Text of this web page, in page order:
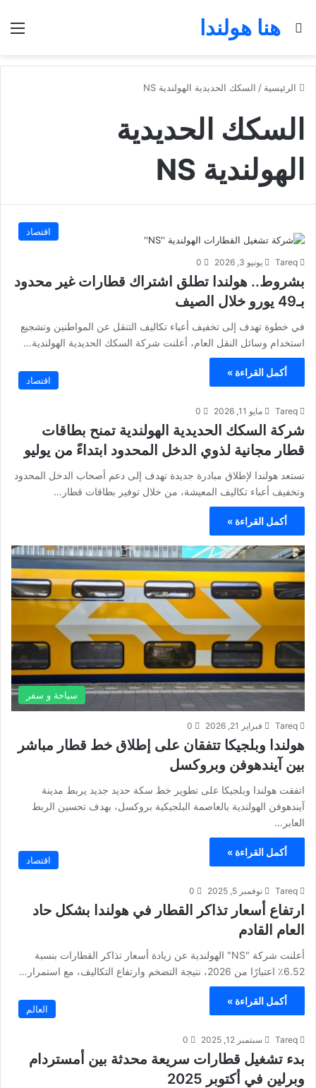
هنا هولندا
بحث عن
الرئيسية / السكك الحديدية الهولندية NS
السكك الحديدية
الهولندية NS
اقتصاد
Tareq يونيو 3, 2026 0
بشروط.. هولندا تطلق اشتراك قطارات غير محدود
بـ49 يورو خلال الصيف
في خطوة تهدف إلى تخفيف أعباء تكاليف التنقل عن المواطنين وتشجيع
استخدام وسائل النقل العام، أعلنت شركة السكك الحديدية الهولندية…
أكمل القراءة »
اقتصاد
Tareq مايو 11, 2026 0
شركة السكك الحديدية الهولندية تمنح بطاقات
قطار مجانية لذوي الدخل المحدود ابتداءً من يوليو
تستعد هولندا لإطلاق مبادرة جديدة تهدف إلى دعم أصحاب الدخل المحدود
وتخفيف أعباء تكاليف المعيشة، من خلال توفير بطاقات قطار…
أكمل القراءة »
سياحة و سفر
Tareq فبراير 21, 2026 0
هولندا وبلجيكا تتفقان على إطلاق خط قطار مباشر
بين آيندهوفن وبروكسل
اتفقت هولندا وبلجيكا على تطوير خط سكة حديد جديد يربط مدينة
آيندهوفن الهولندية بالعاصمة البلجيكية بروكسل، بهدف تحسين الربط
العابر…
أكمل القراءة »
اقتصاد
Tareq نوفمبر 5, 2025 0
ارتفاع أسعار تذاكر القطار في هولندا بشكل حاد
العام القادم
أعلنت شركة "NS" الهولندية عن زيادة أسعار تذاكر القطارات بنسبة
6.52٪ اعتبارًا من 2026، نتيجة التضخم وارتفاع التكاليف، مع استمرار…
أكمل القراءة »
العالم
Tareq سبتمبر 12, 2025 0
بدء تشغيل قطارات سريعة محدثة بين أمستردام
وبرلين في أكتوبر 2025